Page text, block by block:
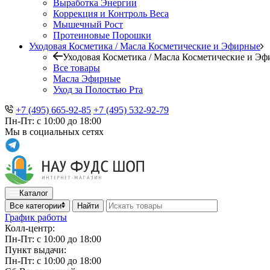
Выработка Энергии
Коррекция и Контроль Веса
Мышечный Рост
Протеиновые Порошки
Уходовая Косметика / Масла Косметические и Эфирные
Уходовая Косметика / Масла Косметические и
Все товары
Масла Эфирные
Уход за Полостью Рта
+7 (495) 665-92-85 +7 (495) 532-92-79
Пн-Пт: с 10:00 до 18:00
Мы в социальных сетях
Каталог
Все категории
Найти
График работы
Колл-центр:
Пн-Пт: с 10:00 до 18:00
Пункт выдачи:
Пн-Пт: с 10:00 до 18:00